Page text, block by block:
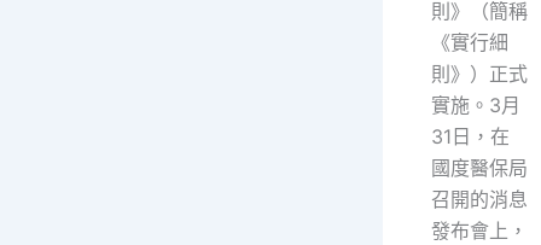
則》（簡稱
《實行細
則》）正式
實施。3月
31日，在
國度醫保局
召開的消息
發布會上，